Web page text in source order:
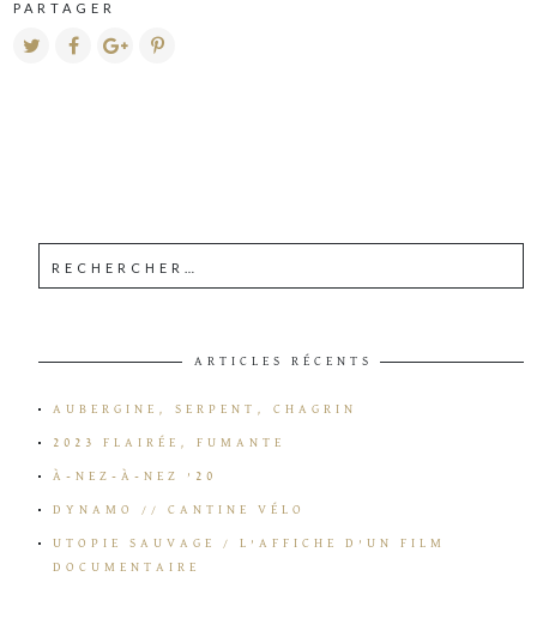
PARTAGER
ARTICLES RÉCENTS
AUBERGINE, SERPENT, CHAGRIN
2023 FLAIRÉE, FUMANTE
À-NEZ-À-NEZ ’20
DYNAMO // CANTINE VÉLO
UTOPIE SAUVAGE / L’AFFICHE D’UN FILM
DOCUMENTAIRE